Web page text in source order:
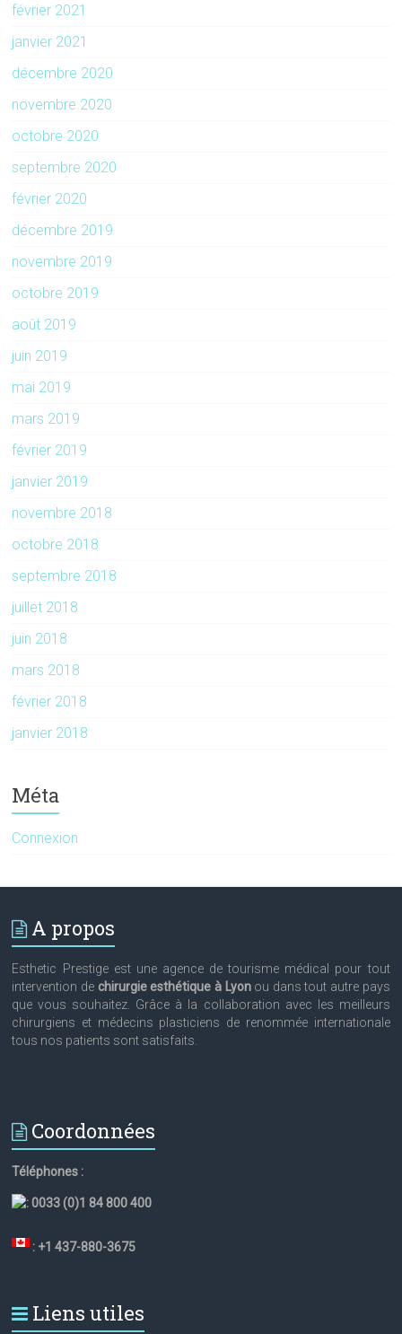
février 2021
janvier 2021
décembre 2020
novembre 2020
octobre 2020
septembre 2020
février 2020
décembre 2019
novembre 2019
octobre 2019
août 2019
juin 2019
mai 2019
mars 2019
février 2019
janvier 2019
novembre 2018
octobre 2018
septembre 2018
juillet 2018
juin 2018
mars 2018
février 2018
janvier 2018
Méta
Connexion
A propos
Esthetic Prestige est une agence de tourisme médical pour tout
intervention de chirurgie esthétique à Lyonou dans tout autre pays
que vous souhaitez. Grâce à la collaboration avec les meilleurs
chirurgiens et médecins plasticiens de renommée internationale
tous nos patients sont satisfaits.
Coordonnées
Téléphones :
:0033 (0)1 84 800 400
: +1 437-880-3675
Liens utiles